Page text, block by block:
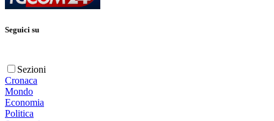
Seguici su
Sezioni
Cronaca
Mondo
Economia
Politica